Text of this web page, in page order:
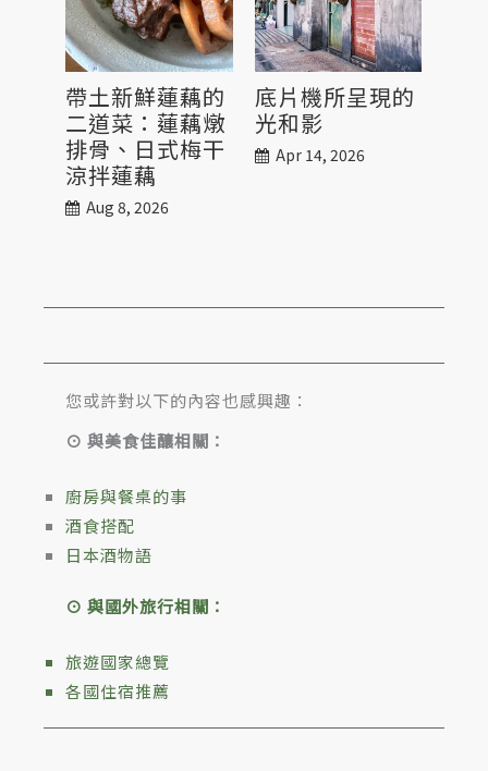
帶土新鮮蓮藕的
二道菜：蓮藕燉
排骨、日式梅干
涼拌蓮藕
Aug 8, 2026
底片機所呈現的
光和影
Apr 14, 2026
您或許對以下的內容也感興趣：
⊙ 與美食佳釀相關：
廚房與餐桌的事
酒食搭配
日本酒物語
⊙ 與國外旅行相關：
旅遊國家總覽
各國住宿推薦